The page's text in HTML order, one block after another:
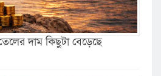
দাম কিছুটা বেড়েছে